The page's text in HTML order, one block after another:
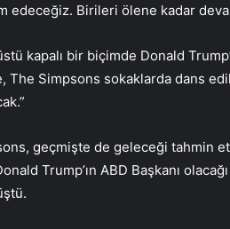
edeceğiz. Birileri ölene kadar
kapalı bir biçimde Donald
The Simpsons sokaklarda dans
geçmişte de geleceği tahmin
Trump’ın ABD Başkanı